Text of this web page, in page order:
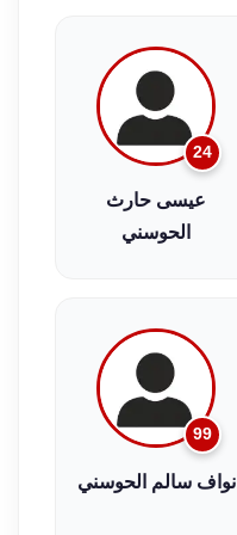
24
عيسى حارث
الحوسني
99
نواف سالم الحوسني